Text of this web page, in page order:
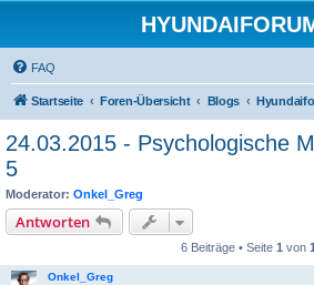
FAQ
Startseite Foren-Übersicht Blogs
24.03.2015 - Psychologische
5
Moderator: Onkel_Greg
Antworten
6 Beiträge • Seite 1 von 1
Onkel_Greg